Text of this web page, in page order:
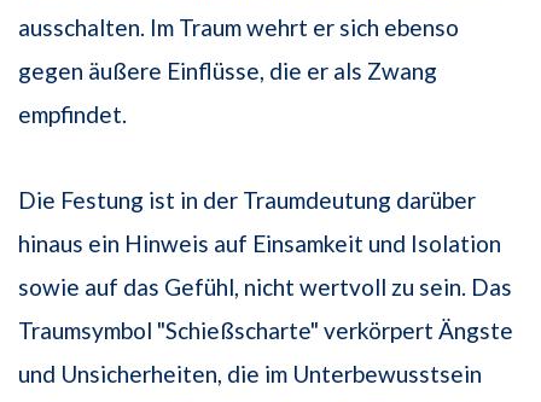
ausschalten. Im Traum wehrt er sich ebenso
gegen äußere Einflüsse, die er als Zwang
empfindet.
Die Festung ist in der Traumdeutung darüber
hinaus ein Hinweis auf Einsamkeit und Isolation
sowie auf das Gefühl, nicht wertvoll zu sein. Das
Traumsymbol "Schießscharte" verkörpert Ängste
und Unsicherheiten, die im Unterbewusstsein